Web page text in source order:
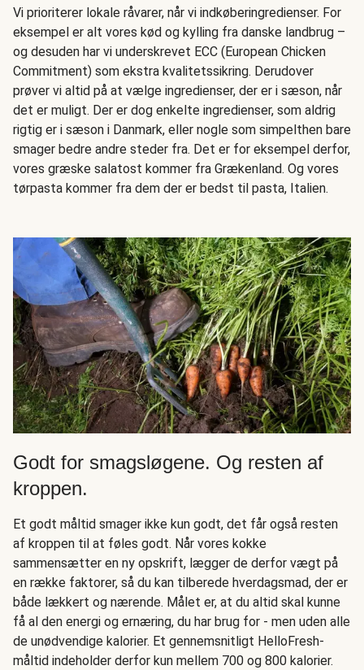
Vi prioriterer lokale råvarer, når vi indkøberingredienser. For
eksempel er alt vores kød og kylling fra danske landbrug –
og desuden har vi underskrevet ECC (European Chicken
Commitment) som ekstra kvalitetssikring. Derudover
prøver vi altid på at vælge ingredienser, der er i sæson, når
det er muligt. Der er dog enkelte ingredienser, som aldrig
rigtig er i sæson i Danmark, eller nogle som simpelthen bare
smager bedre andre steder fra. Det er for eksempel derfor,
vores græske salatost kommer fra Grækenland. Og vores
tørpasta kommer fra dem der er bedst til pasta, Italien.
Godt for smagsløgene. Og resten af
kroppen.
Et godt måltid smager ikke kun godt, det får også resten
af kroppen til at føles godt. Når vores kokke
sammensætter en ny opskrift, lægger de derfor vægt på
en række faktorer, så du kan tilberede hverdagsmad, der er
både lækkert og nærende. Målet er, at du altid skal kunne
få al den energi og ernæring, du har brug for - men uden alle
de unødvendige kalorier. Et gennemsnitligt HelloFresh-
måltid indeholder derfor kun mellem 700 og 800 kalorier.